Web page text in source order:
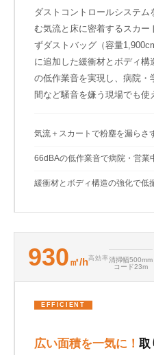
ダストコントロールシステ
む気流と床に密着するスカー
ずダストバッグ（容量
に追加した緩衝材とボディ
の低作業音を実現し、病院・
間など騒音を嫌う現場でも使
気流＋スカートで粉塵を漏らさ
66dBAの低作業音で病院・営業
緩衝材とボディ構造の強化で低
930㎡/h高効率清掃幅500mm
コード23m
EFFICIENT
広い面積を一気に！ 取